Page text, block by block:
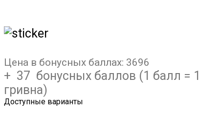
Цена в бонусных баллах: 3696
+ 37 бонусных баллов (1 балл = 1
гривна)
Доступные варианты